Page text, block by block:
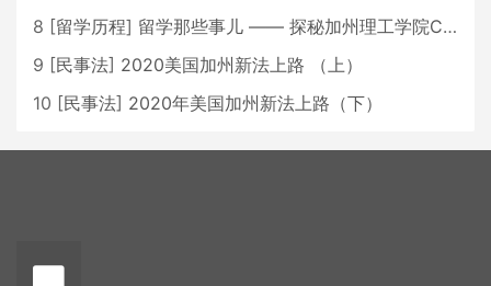
8 [留学历程] 留学那些事儿 —— 探秘加州理工学院Caltech博士生活 [上集]
9 [民事法] 2020美国加州新法上路 （上）
10 [民事法] 2020年美国加州新法上路（下）